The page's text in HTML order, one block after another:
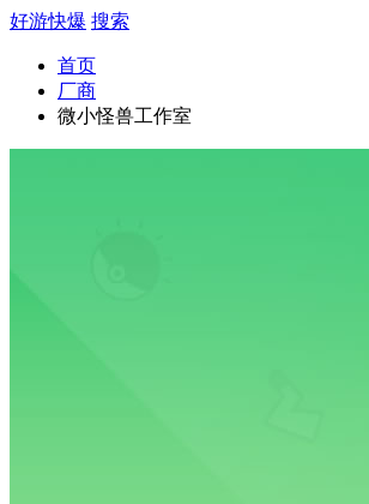
好游快爆 搜索
首页
厂商
微小怪兽工作室